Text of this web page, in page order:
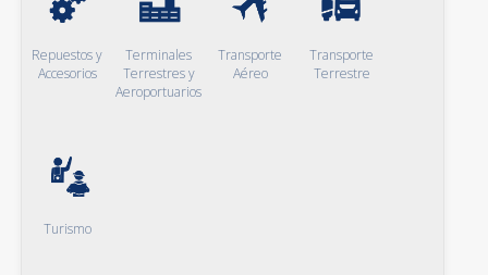
Repuestos y
Accesorios
Terminales
Terrestres y
Aeroportuarios
Transporte
Aéreo
Transporte
Terrestre
Turismo